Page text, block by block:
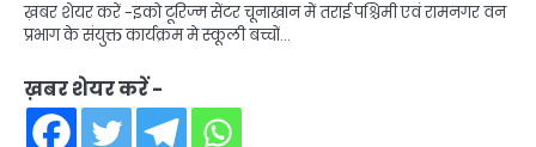
ख़बर शेयर करें -इको टूरिज्म सेंटर चूनाखान में तराई पश्चिमी एवं रामनगर वन
प्रभाग के संयुक्त कार्यक्रम मे स्कूली बच्चों…
ख़बर शेयर करें -